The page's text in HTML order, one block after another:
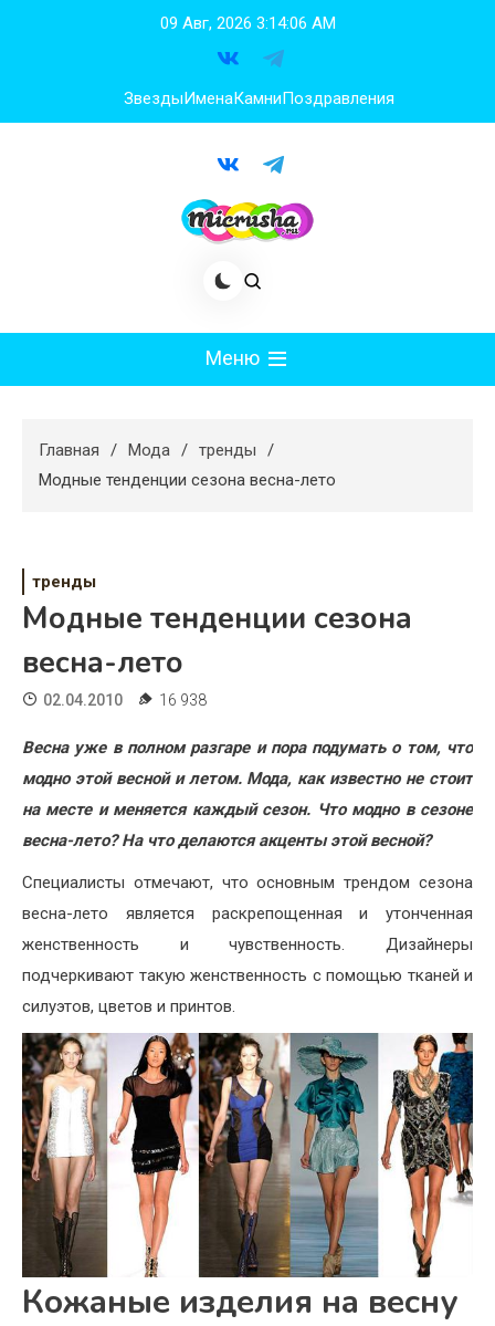
09 Авг, 2026 3:14:07 AM
ЗвездыИменаКамниПоздравления
Меню
Худеем
Свадьба
Жизнь
Хобби
Красота
Недвижимость
Главная Мода
тренды
Модные тенденции сезона весна-лето
тренды
Модные тенденции сезона
весна-лето
02.04.2010 16 938
Весна уже в полном разгаре и пора подумать о том, что
модно этой весной и летом. Мода, как известно не стоит
на месте и меняется каждый сезон. Что модно в сезоне
весна-лето? На что делаются акценты этой весной?
Специалисты отмечают, что основным трендом сезона
весна-лето является раскрепощенная и утонченная
женственность и чувственность. Дизайнеры
подчеркивают такую женственность с помощью тканей и
силуэтов, цветов и принтов.
Кожаные изделия на весну